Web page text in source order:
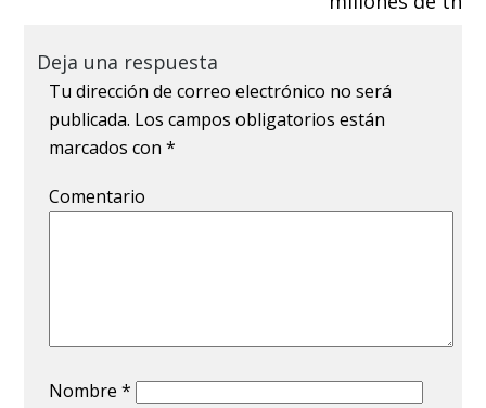
Deja una respuesta
Tu dirección de correo electrónico no será
publicada. Los campos obligatorios están
marcados con*
Comentario
Nombre*